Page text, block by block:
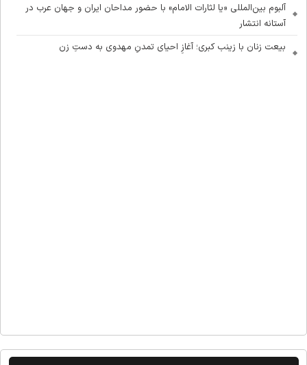
آلبوم بین‌المللی «یا لثارات الامام» با حضور مداحان ایران و جهان عرب در
آستانه انتشار
بیعت زنان با زینب کبری؛ آغازِ احیای تمدنِ مهدوی به دستِ زن